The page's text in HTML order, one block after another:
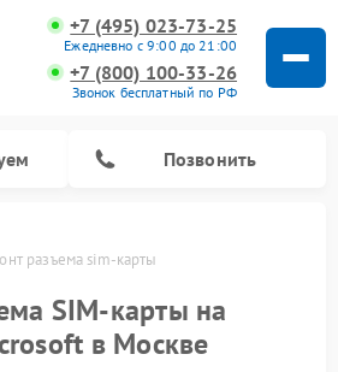
+7 (495) 023-73-25
Ежедневно с 9:00 до 21:00
+7 (800) 100-33-26
Звонок бесплатный по РФ
Позвонить
разъема sim-карты
SIM-карты на
в Москве